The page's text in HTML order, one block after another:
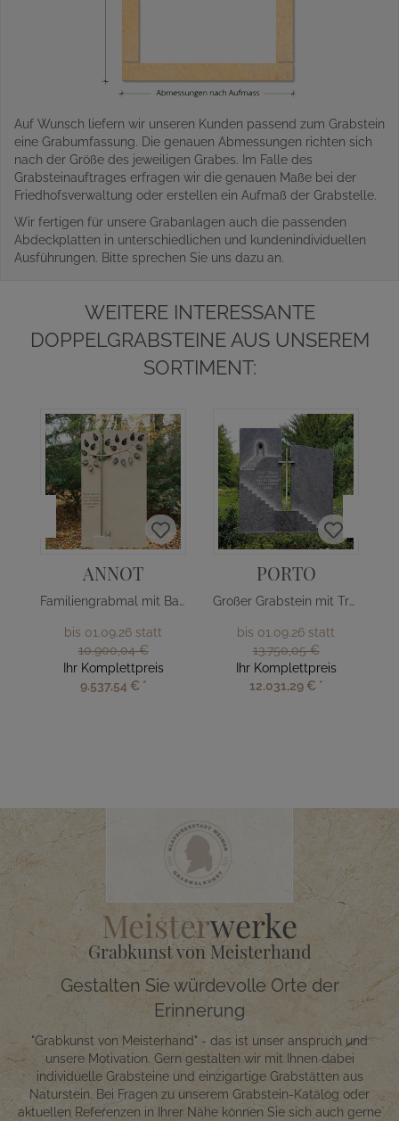
Auf Wunsch liefern wir unseren Kunden passend zum Grabstein
eine Grabumfassung. Die genauen Abmessungen richten sich
nach der Größe des jeweiligen Grabes. Im Falle des
Grabsteinauftrages erfragen wir die genauen Maße bei der
Friedhofsverwaltung oder erstellen ein Aufmaß der Grabstelle.
Wir fertigen für unsere Grabanlagen auch die passenden
Abdeckplatten in unterschiedlichen und kundenindividuellen
Ausführungen. Bitte sprechen Sie uns dazu an.
WEITERE INTERESSANTE
DOPPELGRABSTEINE AUS UNSEREM
SORTIMENT:
ANNOT
Familiengrabmal mit Baum Design
bis 01.09.26 statt
10.900,04 €
Ihr Komplettpreis
9.537,54 € *
PORTO
Großer Grabstein mit Treppe & Kreuz
bis 01.09.26 statt
13.750,05 €
Ihr Komplettpreis
12.031,29 € *
Meisterwerke
Grabkunst von Meisterhand
Gestalten Sie würdevolle Orte der
Erinnerung
"Grabkunst von Meisterhand" - das ist unser anspruch und
unsere Motivation. Gern gestalten wir mit Ihnen dabei
individuelle Grabsteine und einzigartige Grabstätten aus
Naturstein. Bei Fragen zu unserem Grabstein-Katalog oder
aktuellen Referenzen in Ihrer Nähe können Sie sich auch gerne